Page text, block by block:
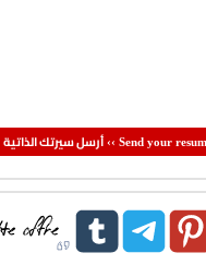
أرسل سيرتك الذاتية‹‹ Send your